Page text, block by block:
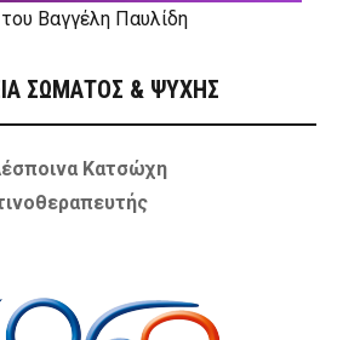
Βαγγέλη Παυλίδη
ΣΩΜΑΤΟΣ & ΨΥΧΗΣ
Κατσώχη